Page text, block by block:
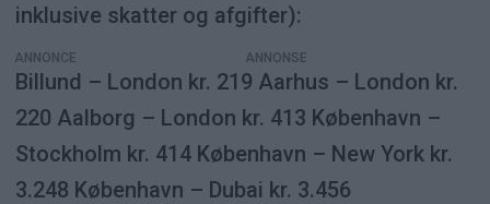
inklusive skatter og afgifter):
ANNONCE
Billund – London kr. 219 Aarhus – London kr.
220 Aalborg – London kr. 413 København –
Stockholm kr. 414 København – New York kr.
3.248 København – Dubai kr. 3.456